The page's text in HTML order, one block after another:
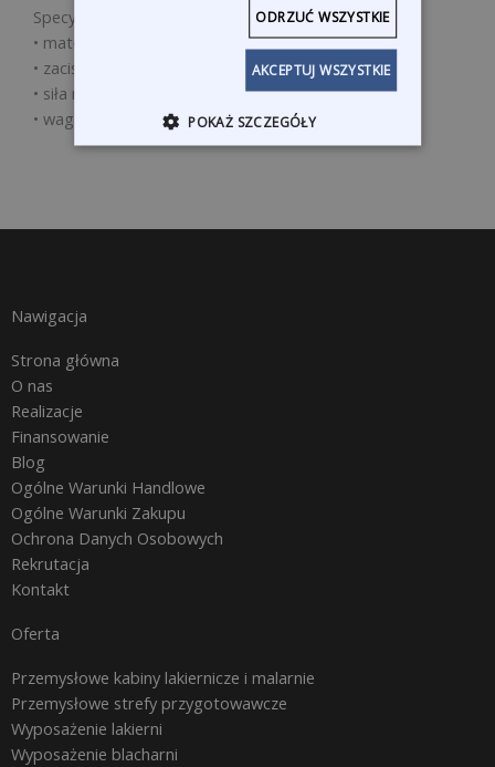
Specyfikacja:
• materiał z żeliwa
• zacisk ze stali utwardzanej
• siła naciągu 8 ton
• waga 2,7 kg
Nawigacja
Strona główna
O nas
Realizacje
Finansowanie
Blog
Ogólne Warunki Handlowe
Ogólne Warunki Zakupu
Ochrona Danych Osobowych
Rekrutacja
Kontakt
Oferta
Przemysłowe kabiny lakiernicze i malarnie
Przemysłowe strefy przygotowawcze
Wyposażenie lakierni
Wyposażenie blacharni
AKCEPTUJ WSZYSTKIE
ODRZUĆ WSZYSTKIE
POKAŻ SZCZEGÓŁY